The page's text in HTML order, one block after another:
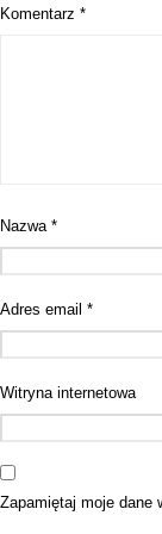
Komentarz *
Nazwa *
Adres email *
Witryna internetowa
Zapamiętaj moje dane